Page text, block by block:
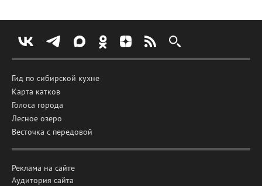
Гид по сибирской кухне
Карта катков
Голоса города
Лесное озеро
Весточка с передовой
Реклама на сайте
Аудитория сайта